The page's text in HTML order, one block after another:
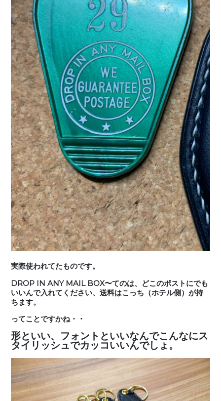
実際使われてたものです。
DROP IN ANY MAIL BOX〜てのは、どこのポストにでも
いいんで入れてください、送料はこっち（ホテル側）が持
ちます。
ってことですかね・・
形といい、フォントといいなんでこんなにス
タイリッシュでカッコいいんでしょ。